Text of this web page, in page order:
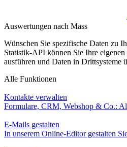
Auswertungen nach Mass
Wünschen Sie spezifische Daten zu
Statistik-API können Sie Ihre
ausführen und Daten in Drittsysteme
Alle Funktionen
Kontakte verwalten
Formulare, CRM, Webshop & Co.:
E-Mails gestalten
In unserem Online-Editor gestalten